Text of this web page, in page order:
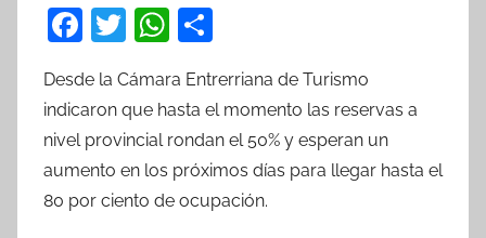
F
c
e
b
o
T
itt
er
W
at
s
A
p
m
p
ar
tir
Desde la Cámara Entrerriana de Turismo
indicaron que hasta el momento las reservas a
nivel provincial rondan el 50% y esperan un
aumento en los próximos días para llegar hasta el
80 por ciento de ocupación.